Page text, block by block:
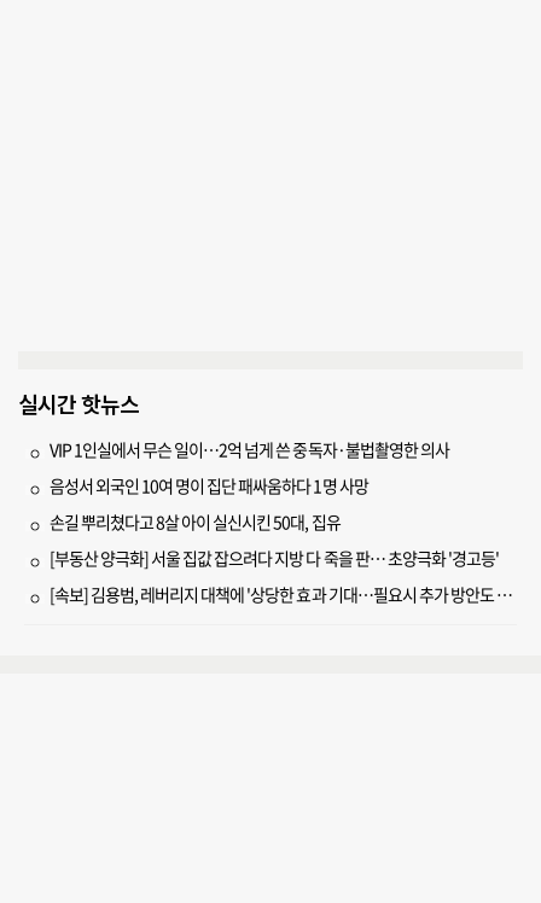
실시간 핫뉴스
VIP 1인실에서 무슨 일이…2억 넘게 쓴 중독자·불법촬영한 의사
음성서 외국인 10여 명이 집단 패싸움하다 1명 사망
손길 뿌리쳤다고 8살 아이 실신시킨 50대, 집유
[부동산 양극화] 서울 집값 잡으려다 지방 다 죽을 판… 초양극화 '경고등'
[속보] 김용범, 레버리지 대책에 '상당한 효과 기대…필요시 추가 방안도 검토'